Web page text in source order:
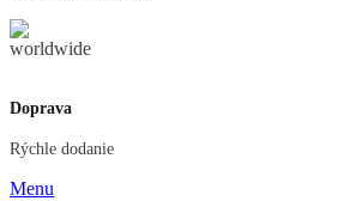
Doprava
Rýchle dodanie
Menu